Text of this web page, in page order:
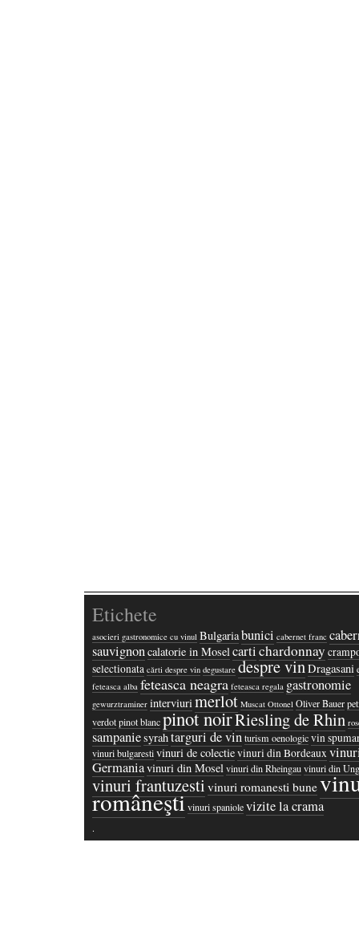
Etichete
asocieri gastronomice cu vinul Bulgariabunici cabernet franc
sauvignoncalatorie in Mosel cartichardonnay
selectionata cărti despre vin degustare despre vinDragasani
feteasca alba feteasca neagra feteasca regala gastronomie
gewurztraminer interviuri merlot Muscat Ottonel Oliver Bauer
verdotpinot blancpinot noirRiesling de Rhin
sampaniesyrahtarguri de vinturism oenologicvin
vinuri bulgarestivinuri de colectievinuri din Bordeaux
Germaniavinuri din Mosel vinuri din Rheingauvinuri din
vinuri frantuzesti vinuri romanesti bune
româneştivinuri spaniolevizite la crama
·